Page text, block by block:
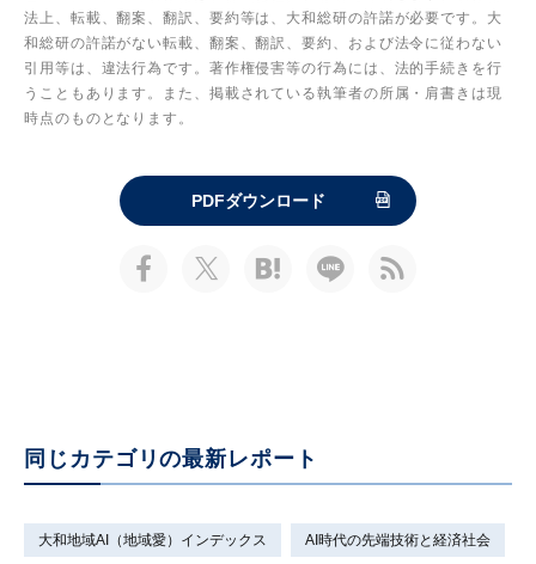
法上、転載、翻案、翻訳、要約等は、大和総研の許諾が必要です。大
和総研の許諾がない転載、翻案、翻訳、要約、および法令に従わない
引用等は、違法行為です。著作権侵害等の行為には、法的手続きを行
うこともあります。また、掲載されている執筆者の所属・肩書きは現
時点のものとなります。
PDFダウンロード
同じカテゴリの最新レポート
大和地域AI（地域愛）インデックス AI時代の先端技術と経済社会